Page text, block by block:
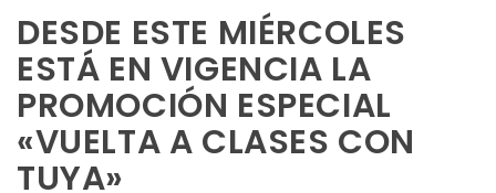
DESDE ESTE MIÉRCOLES
ESTÁ EN VIGENCIA LA
PROMOCIÓN ESPECIAL
«VUELTA A CLASES CON
TUYA»